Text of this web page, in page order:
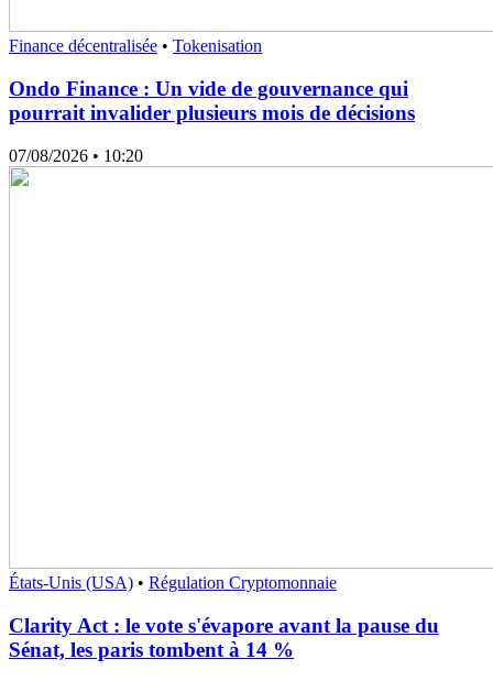
Finance décentralisée • Tokenisation
Ondo Finance : Un vide de gouvernance qui
pourrait invalider plusieurs mois de décisions
07/08/2026 • 10:20
États-Unis (USA) • Régulation Cryptomonnaie
Clarity Act : le vote s'évapore avant la pause du
Sénat, les paris tombent à 14 %